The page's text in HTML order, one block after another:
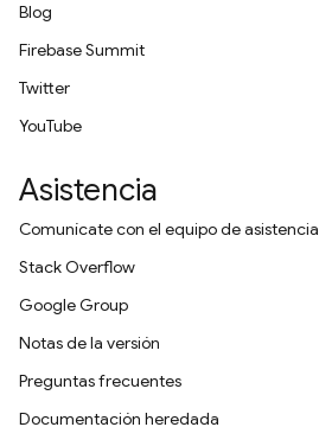
Blog
Firebase Summit
Twitter
YouTube
Asistencia
Comunícate con el equipo de asistencia
Stack Overflow
Google Group
Notas de la versión
Preguntas frecuentes
Documentación heredada